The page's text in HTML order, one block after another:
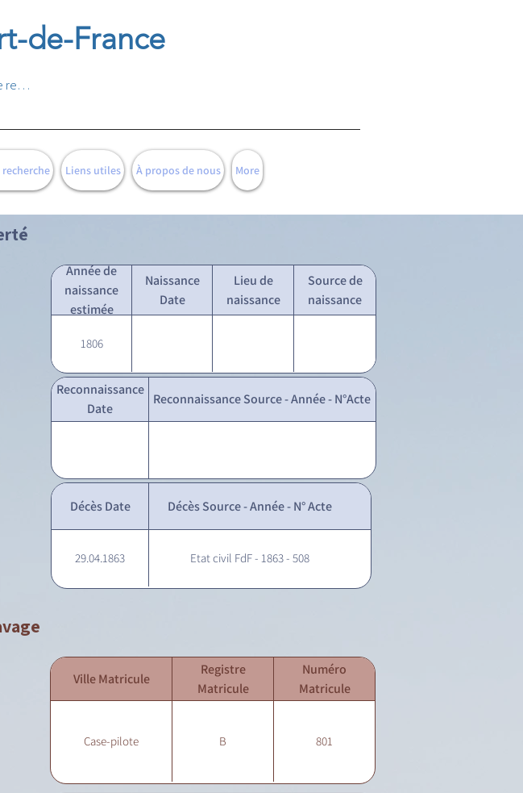
de-France
Liens utiles À propos de nous More
Année de
naissance
estimée
Naissance
Date
Lieu de
naissance
Source de
naissance
1806
Reconnaissance
Date
Reconnaissance Source - Année - N°Acte
Décès Date Décès Source - Année - N° Acte
29.04.1863 Etat civil FdF - 1863 - 508
Ville Matricule
Registre
Matricule
Numéro
Matricule
Case-pilote B 801